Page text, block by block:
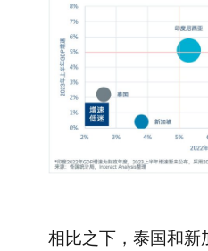
相比之下，泰国和新